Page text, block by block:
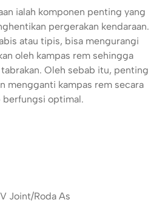
ialah komponen penting yang
pergerakan kendaraan.
atau tipis, bisa mengurangi
oleh kampas rem sehingga
Oleh sebab itu, penting
mengganti kampas rem secara
optimal.
Joint/Roda As